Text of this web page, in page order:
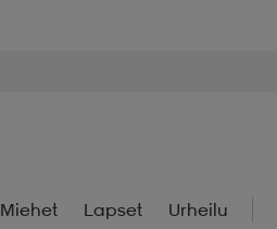
Miehet Lapset Urheilu